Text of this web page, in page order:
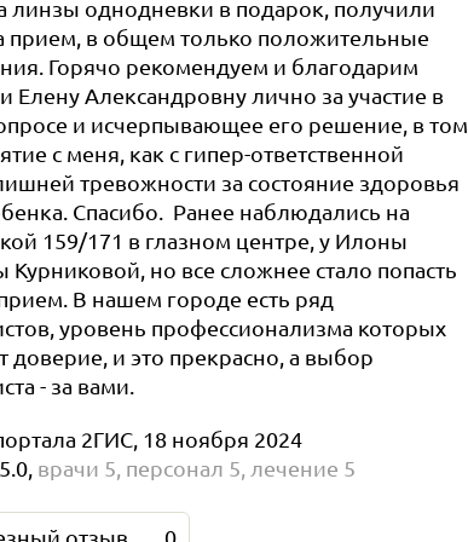
линзы однодневки в подарок, получили
прием, в общем только положительные
Горячо рекомендуем и благодарим
Елену Александровну лично за участие в
и исчерпывающее его решение, в том
с меня, как с гипер-ответственной
тревожности за состояние здоровья
Спасибо. Ранее наблюдались на
159/171 в глазном центре, у Илоны
но все сложнее стало попасть
В нашем городе есть ряд
уровень профессионализма которых
доверие, и это прекрасно, а выбор
- за вами.
2ГИС, 18 ноября 2024
5.0, врачи 5, персонал 5, лечение 5